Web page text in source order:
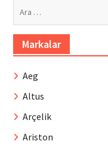
Markalar
Aeg
Altus
Arçelik
Ariston